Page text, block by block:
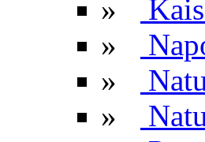
»
»
»
»